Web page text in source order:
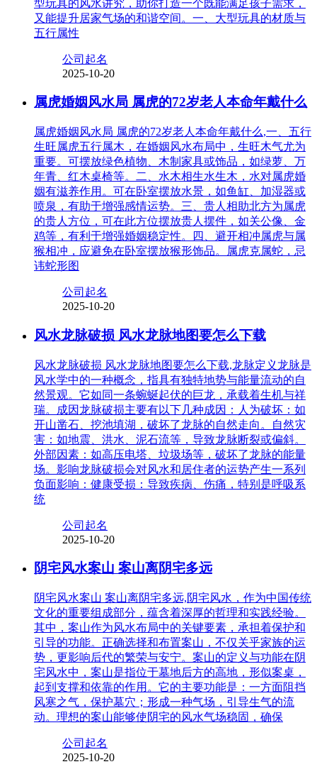
型玩具的风水讲究，助你打造一个既能满足孩子需求，
又能提升居家气场的和谐空间。一、大型玩具的材质与
五行属性
公司起名
2025-10-20
属虎婚姻风水局 属虎的72岁老人本命年戴什么
属虎婚姻风水局 属虎的72岁老人本命年戴什么,一、五行
生旺属虎五行属木，在婚姻风水布局中，生旺木气尤为
重要。可摆放绿色植物、木制家具或饰品，如绿萝、万
年青、红木桌椅等。二、水木相生水生木，水对属虎婚
姻有滋养作用。可在卧室摆放水景，如鱼缸、加湿器或
喷泉，有助于增强感情运势。三、贵人相助北方为属虎
的贵人方位，可在此方位摆放贵人摆件，如关公像、金
鸡等，有利于增强婚姻稳定性。四、避开相冲属虎与属
猴相冲，应避免在卧室摆放猴形饰品。属虎克属蛇，忌
讳蛇形图
公司起名
2025-10-20
风水龙脉破损 风水龙脉地图要怎么下载
风水龙脉破损 风水龙脉地图要怎么下载,龙脉定义龙脉是
风水学中的一种概念，指具有独特地势与能量流动的自
然景观。它如同一条蜿蜒起伏的巨龙，承载着生机与祥
瑞。成因龙脉破损主要有以下几种成因：人为破坏：如
开山凿石、挖池填湖，破坏了龙脉的自然走向。自然灾
害：如地震、洪水、泥石流等，导致龙脉断裂或偏斜。
外部因素：如高压电塔、垃圾场等，破坏了龙脉的能量
场。影响龙脉破损会对风水和居住者的运势产生一系列
负面影响：健康受损：导致疾病、伤痛，特别是呼吸系
统
公司起名
2025-10-20
阴宅风水案山 案山离阴宅多远
阴宅风水案山 案山离阴宅多远,阴宅风水，作为中国传统
文化的重要组成部分，蕴含着深厚的哲理和实践经验。
其中，案山作为风水布局中的关键要素，承担着保护和
引导的功能。正确选择和布置案山，不仅关乎家族的运
势，更影响后代的繁荣与安宁。案山的定义与功能在阴
宅风水中，案山是指位于墓地后方的高地，形似案桌，
起到支撑和依靠的作用。它的主要功能是：一方面阻挡
风寒之气，保护墓穴；形成一种气场，引导生气的流
动。理想的案山能够使阴宅的风水气场稳固，确保
公司起名
2025-10-20